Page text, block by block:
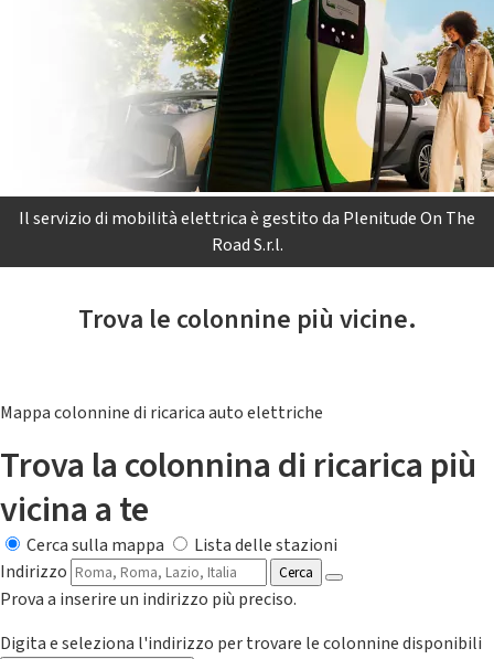
Il servizio di mobilità elettrica è gestito da Plenitude On The
Road S.r.l.
Trova le colonnine più vicine.
Mappa colonnine di ricarica auto elettriche
Trova la colonnina di ricarica più
vicina a te
Cerca sulla mappa
Lista delle stazioni
Indirizzo
Cerca
Prova a inserire un indirizzo più preciso.
Digita e seleziona l'indirizzo per trovare le colonnine disponibili